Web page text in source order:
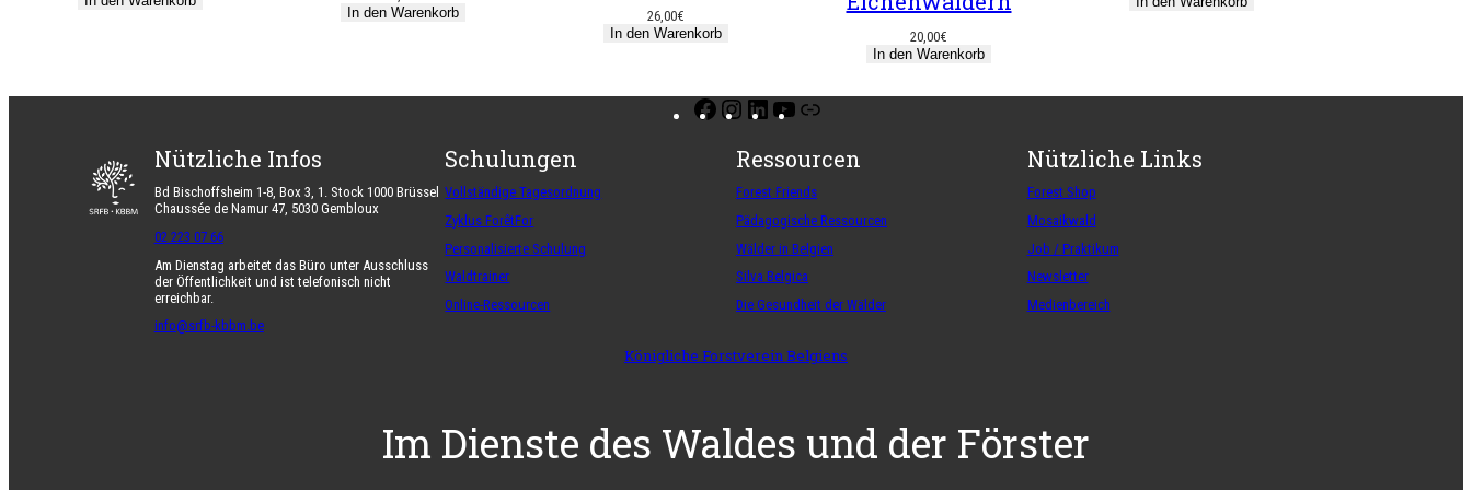
In den Warenkorb
26,00€
In den Warenkorb
20,00€
In den Warenkorb
Facebook
Instagram
LinkedInYouTube
Nützliche Infos
Bd Bischoffsheim 1-8, Box 3, 1. Stock 1000 Brüssel
Chaussée de Namur 47, 5030 Gembloux
02 223 07 66
Am Dienstag arbeitet das Büro unter Ausschluss
der Öffentlichkeit und ist telefonisch nicht
erreichbar.
info@srfb-kbbm.be
Schulungen
Vollständige Tagesordnung
Zyklus ForêtFor
Personalisierte Schulung
Waldtrainer
Online-Ressourcen
Ressourcen
Forest Friends
Pädagogische Ressourcen
Wälder in Belgien
Silva Belgica
Die Gesundheit der Wälder
Nützliche Links
Forest Shop
Mosaikwald
Job / Praktikum
Newsletter
Medienbereich
Königliche Forstverein Belgiens
Im Dienste des Waldes und der Förster